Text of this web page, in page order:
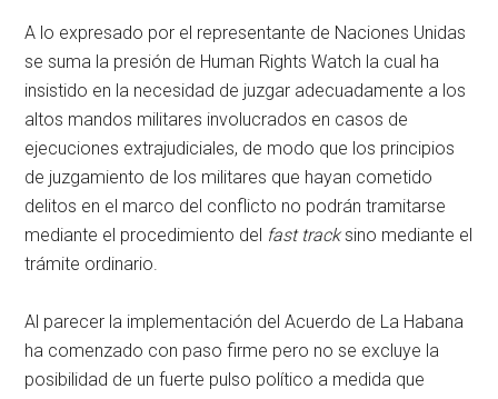
A lo expresado por el representante de Naciones Unidas
se suma la presión de Human Rights Watch la cual ha
insistido en la necesidad de juzgar adecuadamente a los
altos mandos militares involucrados en casos de
ejecuciones extrajudiciales, de modo que los principios
de juzgamiento de los militares que hayan cometido
delitos en el marco del conflicto no podrán tramitarse
mediante el procedimiento del fast tracksino mediante el
trámite ordinario.
Al parecer la implementación del Acuerdo de La Habana
ha comenzado con paso firme pero no se excluye la
posibilidad de un fuerte pulso político a medida que